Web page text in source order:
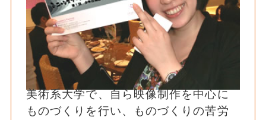
美術系大学で、自ら映像制作を中心に
ものづくりを行い、ものづくりの苦労